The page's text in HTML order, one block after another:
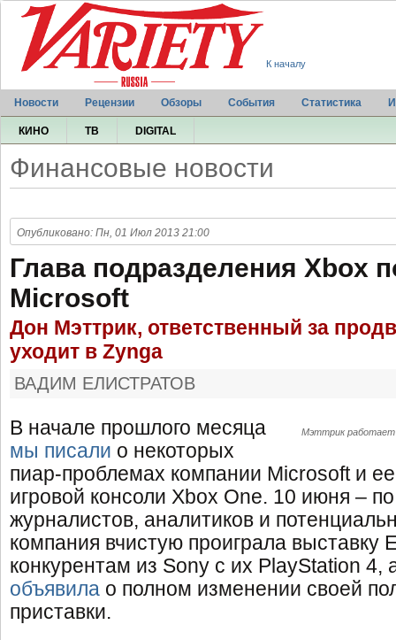
К началу
Новости Рецензии Обзоры События Статистика
КИНО ТВ DIGITAL
Финансовые новости
Опубликовано: Пн, 01 Июл 2013 21:00
Глава подразделения Xbox
Microsoft
Дон Мэттрик, ответственный за
уходит в Zynga
ВАДИМ ЕЛИСТРАТОВ
Мэттрик работает
В начале прошлого месяца
мы писали о некоторых
пиар-проблемах компании Microsoft и
игровой консоли Xbox One. 10 июня –
журналистов, аналитиков и
компания вчистую проиграла
конкурентам из Sony с их PlayStation 4,
объявила о полном изменении своей
приставки.